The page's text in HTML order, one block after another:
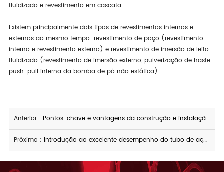
fluidizado e revestimento em cascata.
Existem principalmente dois tipos de revestimentos internos e
externos ao mesmo tempo: revestimento de poço (revestimento
interno e revestimento externo) e revestimento de imersão de leito
fluidizado (revestimento de imersão externo, pulverização de haste
push-pull interna da bomba de pó não estática).
Anterior : Pontos-chave e vantagens da construção e instalação de tubos de aço revestidos com plástico
Próximo : Introdução ao excelente desempenho do tubo de aço anticorrosivo de água potável